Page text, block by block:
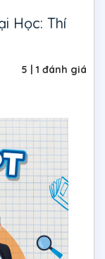
Học: Thí
5 1 đánh giá